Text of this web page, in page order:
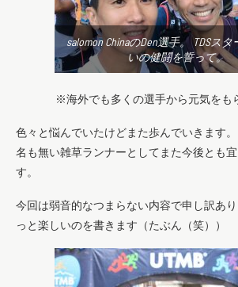
salomon ChinaのDen選手。 TDSス
いの健闘を誓って。
※海外でも多くの選手から元気をも
色々と悩んでいたけどまた歩んでいきます。
名も無い雑草ランナーとしてまた今後とも
す。
今回は弱音的なつまらない内容で申し訳あ
っと楽しいのを書きます（たぶん（笑））